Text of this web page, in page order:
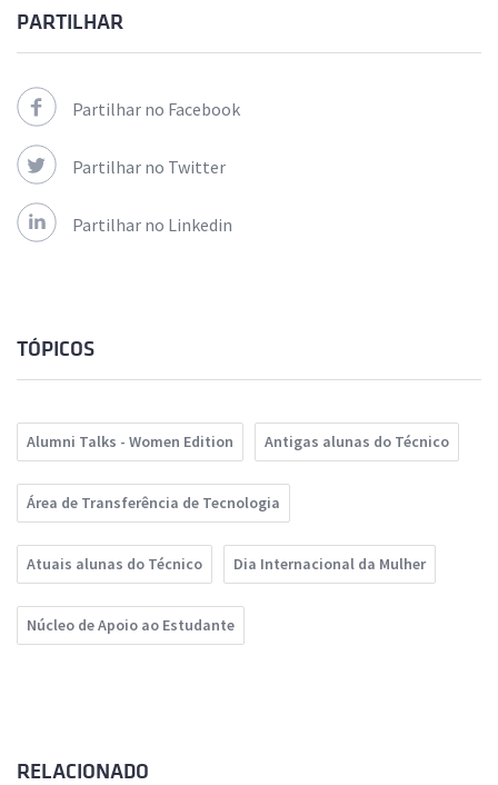
PARTILHAR
Partilhar no Facebook
Partilhar no Twitter
Partilhar no Linkedin
TÓPICOS
Alumni Talks - Women Edition Antigas alunas do Técnico
Área de Transferência de Tecnologia
Atuais alunas do Técnico Dia Internacional da Mulher
Núcleo de Apoio ao Estudante
RELACIONADO